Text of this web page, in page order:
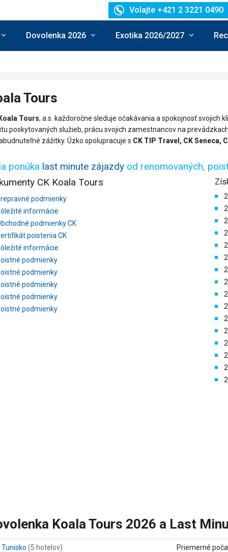
Volajte +421 2 3221 0490
Dovolenka 2026 Exotika 2026/2027
Tours
Tours, a.s. každoročne sleduje očakávania a spokojnosť svojich
poskytovaných služieb, prácu svojich zamestnancov na
zážitky. Úzko spolupracuje s CK TIP Travel, CK Seneca,
ponúka last minute zájazdyod renomovaných,
CK Koala Tours
podmienky
informácie
podmienky CK
poistenia CK
informácie
podmienky
podmienky
podmienky
podmienky
podmienky
Koala Tours 2026 a Last
Tunisko (5 hotelov) Priemerné